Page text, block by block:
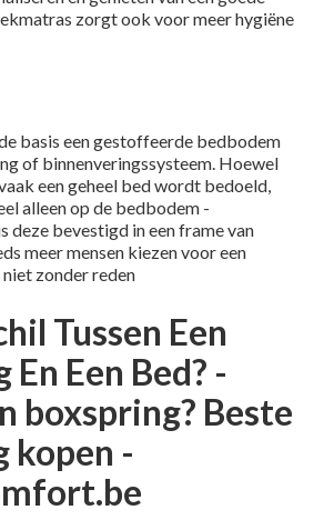
zorgt ook voor meer hygiëne
basis een gestoffeerde bedbodem
of binnenveringssysteem. Hoewel
een geheel bed wordt bedoeld,
alleen op de bedbodem -
deze bevestigd in een frame van
meer mensen kiezen voor een
zonder reden
Tussen Een
Een Bed? -
boxspring? Beste
kopen -